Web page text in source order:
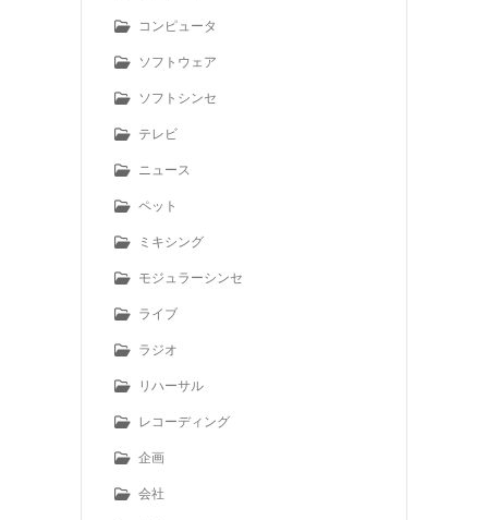
コンピュータ
ソフトウェア
ソフトシンセ
テレビ
ニュース
ペット
ミキシング
モジュラーシンセ
ライブ
ラジオ
リハーサル
レコーディング
企画
会社